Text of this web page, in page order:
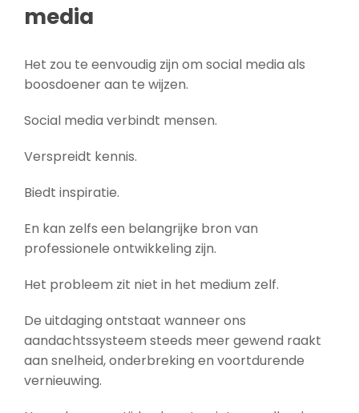
media
Het zou te eenvoudig zijn om social media als
boosdoener aan te wijzen.
Social media verbindt mensen.
Verspreidt kennis.
Biedt inspiratie.
En kan zelfs een belangrijke bron van
professionele ontwikkeling zijn.
Het probleem zit niet in het medium zelf.
De uitdaging ontstaat wanneer ons
aandachtssysteem steeds meer gewend raakt
aan snelheid, onderbreking en voortdurende
vernieuwing.